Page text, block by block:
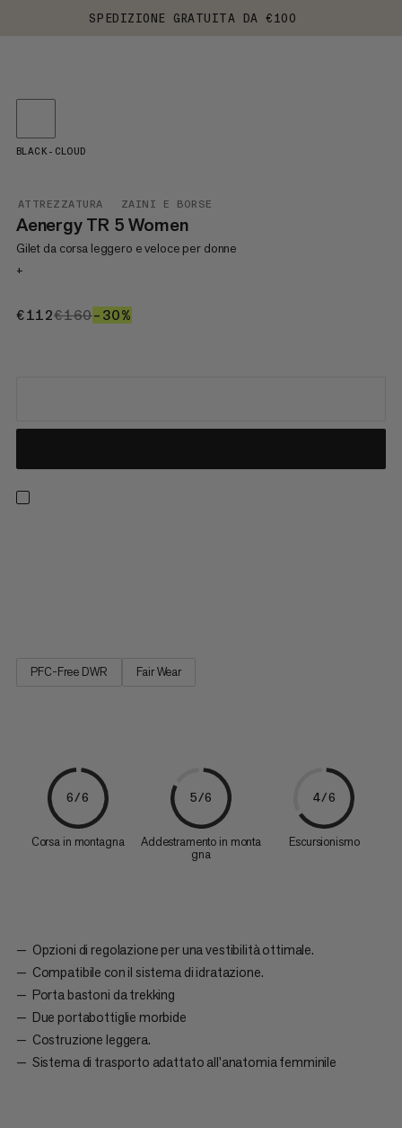
SPEDIZIONE GRATUITA DA €100
ATTREZZATURA ZAINI E BORSE
Aenergy TR 5 Women
Gilet da corsa leggero e veloce per donne
+
€112€112
€160€160
–30%
BLACK-CLOUD
PFC-Free DWR Fair Wear
6/6
Corsa in montagna
5/6
Addestramento in monta
gna
4/6
Escursionismo
Opzioni di regolazione per una vestibilità ottimale.
Compatibile con il sistema di idratazione.
Porta bastoni da trekking
Due portabottiglie morbide
Costruzione leggera.
Sistema di trasporto adattato all'anatomia femminile